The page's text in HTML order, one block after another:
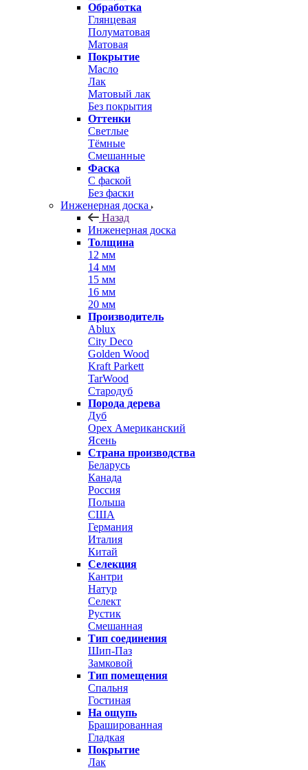
Обработка
Глянцевая
Полуматовая
Матовая
Покрытие
Масло
Лак
Матовый лак
Без покрытия
Оттенки
Светлые
Тёмные
Смешанные
Фаска
С фаской
Без фаски
Инженерная доска
Назад
Инженерная доска
Толщина
12 мм
14 мм
15 мм
16 мм
20 мм
Производитель
Ablux
City Deco
Golden Wood
Kraft Parkett
TarWood
Стародуб
Порода дерева
Дуб
Орех Американский
Ясень
Страна производства
Беларусь
Канада
Россия
Польша
США
Германия
Италия
Китай
Селекция
Кантри
Натур
Селект
Рустик
Смешанная
Тип соединения
Шип-Паз
Замковой
Тип помещения
Спальня
Гостиная
На ощупь
Брашированная
Гладкая
Покрытие
Лак